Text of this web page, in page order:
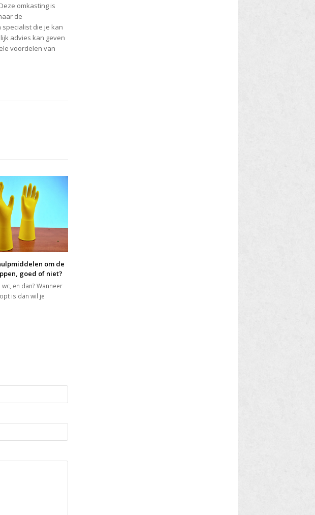
omkasting is
de
die je kan
advies kan geven
voordelen van
om de
goed of niet?
en dan? Wanneer
is dan wil je